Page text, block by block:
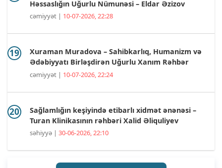
Həssaslığın Uğurlu Nümunəsi – Eldar Əzizov
cəmiyyət | 10-07-2026, 22:28
Xuraman Muradova – Sahibkarlıq, Humanizm və
Ədəbiyyatı Birləşdirən Uğurlu Xanım Rəhbər
cəmiyyət | 10-07-2026, 22:24
Sağlamlığın keşiyində etibarlı xidmət ənənəsi –
Turan Klinikasının rəhbəri Xalid Əliquliyev
səhiyyə | 30-06-2026, 22:10